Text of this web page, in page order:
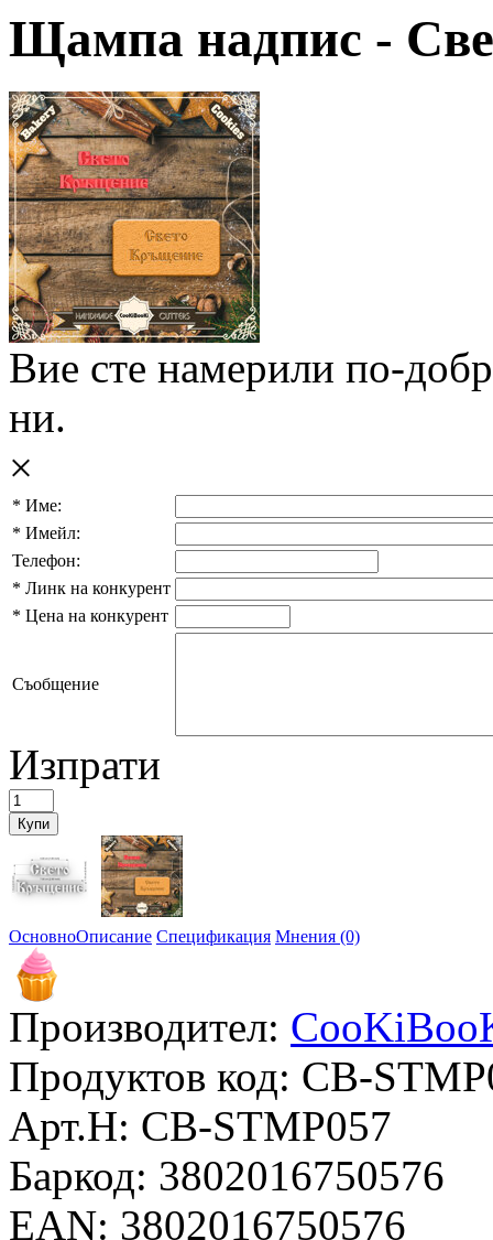
Щампа надпис -
Вие сте намерили по-
ни.
×
* Име:
* Имейл:
Телефон:
* Линк на конкурент
* Цена на конкурент
Съобщение
Изпрати
ОсновноОписание Спецификация Мнения (0)
Производител:
Продуктов код: CB-
Арт.Н: CB-STMP057
Баркод: 3802016750576
EAN: 3802016750576